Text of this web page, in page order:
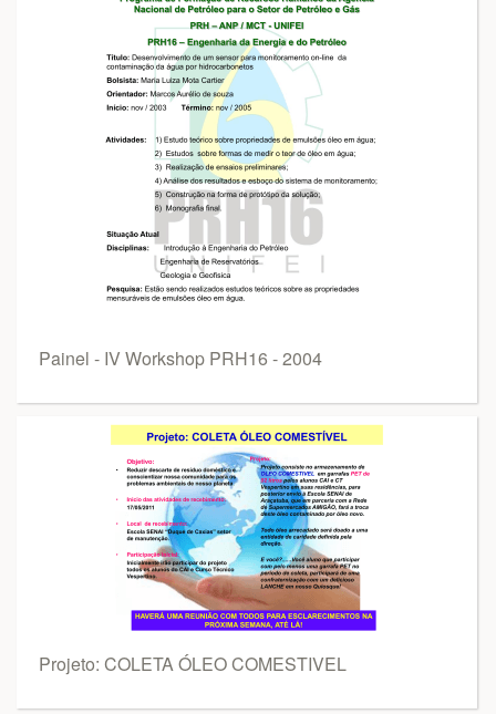
Painel - IV Workshop PRH16 - 2004
Projeto: COLETA ÓLEO COMESTIVEL